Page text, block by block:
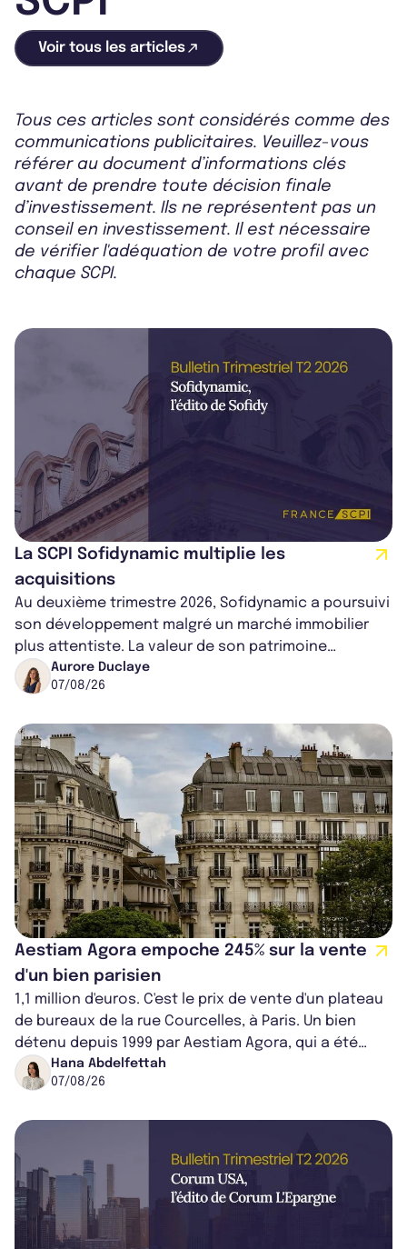
Voir tous les articles
Tous ces articles sont considérés comme des
communications publicitaires. Veuillez-vous
référer au document d’informations clés
avant de prendre toute décision finale
d’investissement. Ils ne représentent pas un
conseil en investissement. Il est nécessaire
de vérifier l'adéquation de votre profil avec
chaque SCPI.
La SCPI Sofidynamic multiplie les
acquisitions
Au deuxième trimestre 2026, Sofidynamic a poursuivi
son développement malgré un marché immobilier
plus attentiste. La valeur de son patrimoine
progresse de 3,8% à périmètre constan...
Aurore Duclaye
07/08/26
Aestiam Agora empoche 245% sur la vente
d'un bien parisien
1,1 million d'euros. C'est le prix de vente d'un plateau
de bureaux de la rue Courcelles, à Paris. Un bien
détenu depuis 1999 par Aestiam Agora, qui a été
cédé avec une plus-value...
Hana Abdelfettah
07/08/26